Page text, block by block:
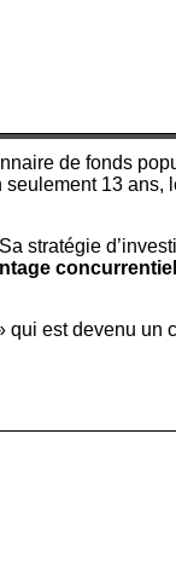
de fonds
13 ans,
stratégie
concurrentiel
qui est devenu un